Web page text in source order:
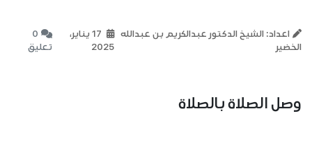
اعداد: الشيخ الدكتور عبدالكريم بن عبدالله
الخضير
17 يناير،
2025
0
تعليق
وصل الصلاة بالصلاة